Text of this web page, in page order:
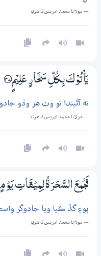
— مولانا محمد ادريس ڏاھري
يَاْتُوْكَ بِكُلِّ سَحَّارٍ عَلِيْمٍ ؀37
ته آڻيندا تو وٽ هر وڏو
— مولانا محمد ادريس ڏاھري
فَجُمِعَ السَّحَرَةُ لِمِيْقَاتِ يَوْمٍ
پوءِ گڏ ڪيا ويا جادوگر
— مولانا محمد ادريس ڏاھري